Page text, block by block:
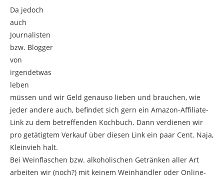
Da jedoch
auch
Journalisten
bzw. Blogger
von
irgendetwas
leben
müssen und wir Geld genauso lieben und brauchen, wie
jeder andere auch, befindet sich gern ein Amazon-Affiliate-
Link zu dem betreffenden Kochbuch. Dann verdienen wir
pro getätigtem Verkauf über diesen Link ein paar Cent. Naja,
Kleinvieh halt.
Bei Weinflaschen bzw. alkoholischen Getränken aller Art
arbeiten wir (noch?) mit keinem Weinhändler oder Online-